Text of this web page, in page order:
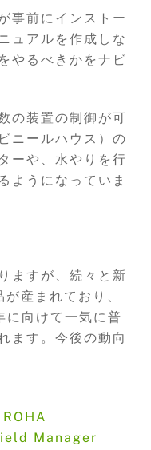
事前にインストー
ュアルを作成しな
やるべきかをナビ
の装置の制御が可
ニールハウス）の
ーや、水やりを行
ようになっていま
ますが、続々と新
産まれており、
向けて一気に普
ます。今後の動向
Manager